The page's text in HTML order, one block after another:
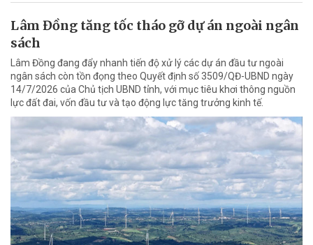
Lâm Đồng tăng tốc tháo gỡ dự án ngoài ngân
sách
Lâm Đồng đang đẩy nhanh tiến độ xử lý các dự án đầu tư ngoài
ngân sách còn tồn đọng theo Quyết định số 3509/QĐ-UBND ngày
14/7/2026 của Chủ tịch UBND tỉnh, với mục tiêu khơi thông nguồn
lực đất đai, vốn đầu tư và tạo động lực tăng trưởng kinh tế.